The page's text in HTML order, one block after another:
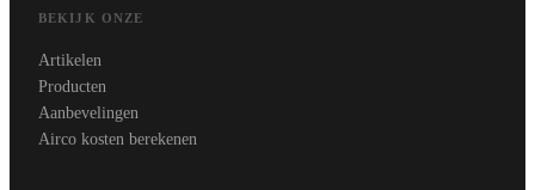
BEKIJK ONZE
Artikelen
Producten
Aanbevelingen
Airco kosten berekenen